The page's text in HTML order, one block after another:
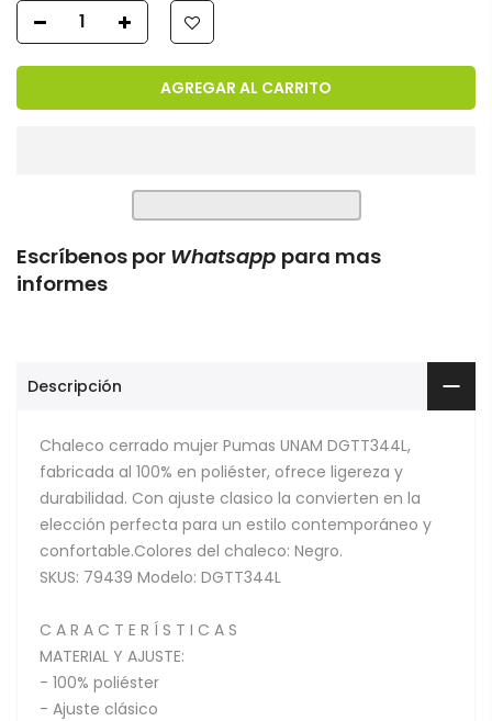
AGREGAR AL CARRITO
Escríbenos por Whatsapp para mas
informes
Descripción
Chaleco cerrado mujer Pumas UNAM DGTT344L,
fabricada al 100% en poliéster, ofrece ligereza y
durabilidad. Con ajuste clasico la convierten en la
elección perfecta para un estilo contemporáneo y
confortable.Colores del chaleco: Negro.
SKUS: 79439 Modelo: DGTT344L
C A R A C T E R Í S T I C A S
MATERIAL Y AJUSTE:
- 100% poliéster
- Ajuste clásico